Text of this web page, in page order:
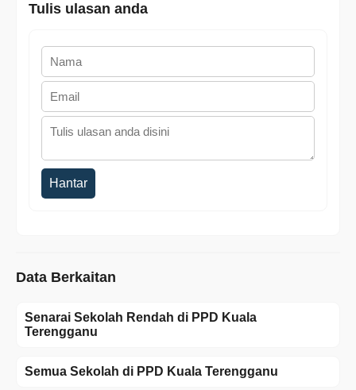
Tulis ulasan anda
Hantar
Data Berkaitan
Senarai Sekolah Rendah di PPD Kuala
Terengganu
Semua Sekolah di PPD Kuala Terengganu